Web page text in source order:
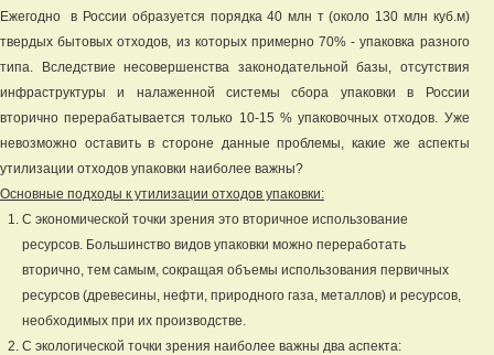
Ежегодно в России образуется порядка 40 млн т (около 130 млн куб.м)
твердых бытовых отходов, из которых примерно 70% - упаковка разного
типа. Вследствие несовершенства законодательной базы, отсутствия
инфраструктуры и налаженной системы сбора упаковки в России
вторично перерабатывается только 10-15 % упаковочных отходов. Уже
невозможно оставить в стороне данные проблемы, какие же аспекты
утилизации отходов упаковки наиболее важны?
Основные подходы к утилизации отходов упаковки:
С экономической точки зрения это вторичное использование
ресурсов. Большинство видов упаковки можно переработать
вторично, тем самым, сокращая объемы использования первичных
ресурсов (древесины, нефти, природного газа, металлов) и ресурсов,
необходимых при их производстве.
С экологической точки зрения наиболее важны два аспекта: